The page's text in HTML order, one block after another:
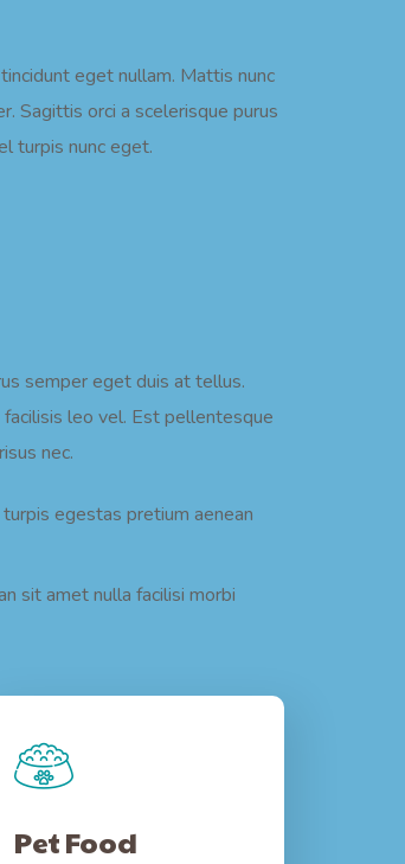
eget nullam. Mattis nunc
Sagittis orci a scelerisque purus
turpis nunc eget.
semper eget duis at tellus.
leo vel. Est pellentesque
nec.
egestas pretium aenean
sit amet nulla facilisi morbi
Pet Food